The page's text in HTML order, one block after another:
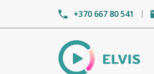
+370 667 80 541